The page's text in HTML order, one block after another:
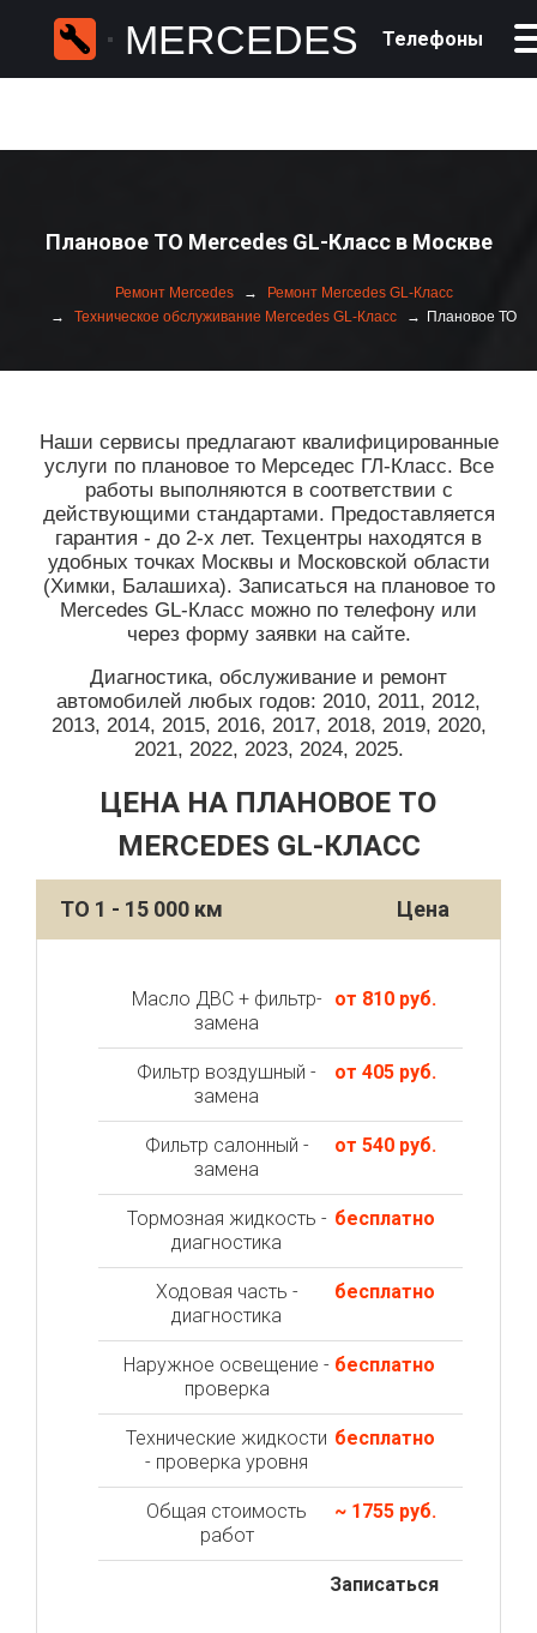
MERCEDES Телефоны
Плановое ТО Mercedes GL-Класс в Москве
Ремонт Mercedes
Ремонт Mercedes GL-Класс
Техническое обслуживание Mercedes GL-Класс
Плановое ТО
Наши сервисы предлагают квалифицированные
услуги по плановое то Мерседес ГЛ-Класс. Все
работы выполняются в соответствии с
действующими стандартами. Предоставляется
гарантия - до 2-х лет. Техцентры находятся в
удобных точках Москвы и Московской области
(Химки, Балашиха). Записаться на плановое то
Mercedes GL-Класс можно по телефону или
через форму заявки на сайте.
Диагностика, обслуживание и ремонт
автомобилей любых годов: 2010, 2011, 2012,
2013, 2014, 2015, 2016, 2017, 2018, 2019, 2020,
2021, 2022, 2023, 2024, 2025.
ЦЕНА НА ПЛАНОВОЕ ТО
MERCEDES GL-КЛАСС
ТО 1 - 15 000 км Цена
Масло ДВС + фильтр-
замена
от 810 руб.
Фильтр воздушный -
замена
от 405 руб.
Фильтр салонный -
замена
от 540 руб.
Тормозная жидкость -
диагностика
бесплатно
Ходовая часть -
диагностика
бесплатно
Наружное освещение -
проверка
бесплатно
Технические жидкости
- проверка уровня
бесплатно
Общая стоимость
работ
~ 1755 руб.
Записаться